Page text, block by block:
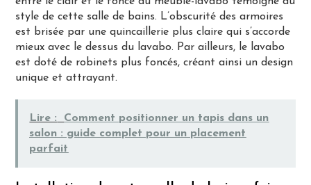
style de cette salle de bains. L’obscurité des armoires
est brisée par une quincaillerie plus claire qui s’accorde
mieux avec le dessus du lavabo. Par ailleurs, le lavabo
est doté de robinets plus foncés, créant ainsi un design
unique et attrayant.
Lire :
Comment positionner un tapis dans un
salon : guide complet pour un placement
parfait